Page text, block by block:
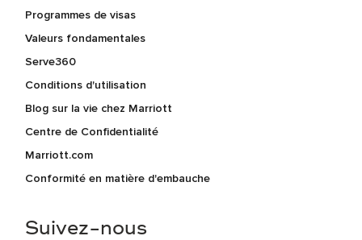
Programmes de visas
Valeurs fondamentales
Serve360
Conditions d'utilisation
Blog sur la vie chez Marriott
Centre de Confidentialité
Marriott.com
Conformité en matière d'embauche
Suivez-nous